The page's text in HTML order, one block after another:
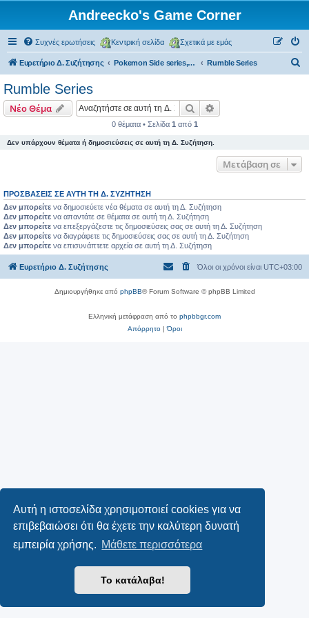
Αυτή η ιστοσελίδα χρησιμοποιεί cookies για να
επιβεβαιώσει ότι θα έχετε την καλύτερη δυνατή
εμπειρία χρήσης. Μάθετε περισσότερα
Το κατάλαβα!
Andreecko's Game Corner
Συχνές ερωτήσεις Κεντρική σελίδα Σχετικά με εμάς
Ευρετήριο Δ. Συζήτησης Pokemon Side series, Spin-offs Rumble Series
Rumble Series
Νέο Θέμα Αναζήτηση
0 θέματα • Σελίδα 1 από 1
Δεν υπάρχουν θέματα ή δημοσιεύσεις σε αυτή τη Δ. Συζήτηση.
Μετάβαση σε
ΠΡΟΣΒΆΣΕΙΣ ΣΕ ΑΥΤΉ ΤΗ Δ. ΣΥΖΉΤΗΣΗ
Δεν μπορείτε να δημοσιεύετε νέα θέματα σε αυτή τη Δ. Συζήτηση
Δεν μπορείτε να απαντάτε σε θέματα σε αυτή τη Δ. Συζήτηση
Δεν μπορείτε να επεξεργάζεστε τις δημοσιεύσεις σας σε αυτή τη Δ. Συζήτηση
Δεν μπορείτε να διαγράφετε τις δημοσιεύσεις σας σε αυτή τη Δ. Συζήτηση
Δεν μπορείτε να επισυνάπτετε αρχεία σε αυτή τη Δ. Συζήτηση
Ευρετήριο Δ. Συζήτησης Όλοι οι χρόνοι είναι UTC+03:00
Δημιουργήθηκε από phpBB® Forum Software © phpBB Limited
Ελληνική μετάφραση από το phpbbgr.com
Απόρρητο|Όροι